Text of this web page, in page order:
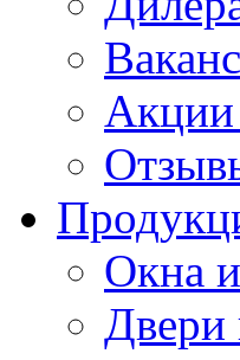
Акции
Окна